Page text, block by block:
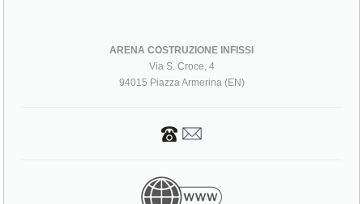
ARENA COSTRUZIONE INFISSI
Via S. Croce, 4
94015 Piazza Armerina (EN)